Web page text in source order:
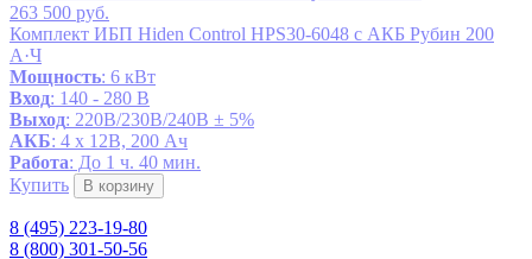
263 500 руб.
Комплект ИБП Hiden Control HPS30-6048 с АКБ Рубин 200
А·Ч
Мощность: 6 кВт
Вход: 140 - 280 В
Выход: 220В/230В/240В ± 5%
АКБ: 4 x 12В, 200 Ач
Работа: До 1 ч. 40 мин.
Купить
В корзину
8 (495) 223-19-80
8 (800) 301-50-56